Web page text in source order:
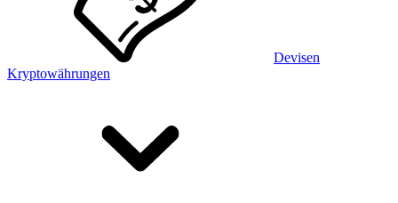
Devisen
Kryptowährungen